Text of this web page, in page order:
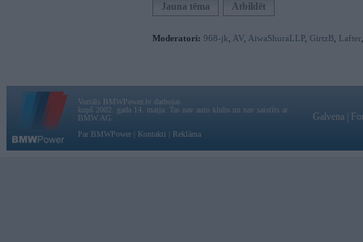
Jauna tēma Atbildēt
Moderatori: 968-jk AV AiwaShuraLLP, GirtzB Lafter
Vortāls BMWPower.lv darbojas
kopš 2002. gada 14. maija. Tas nav auto klubs un nav saistīts ar
BMW AG.
Par BMWPower
Kontakti Reklāma
Galvena